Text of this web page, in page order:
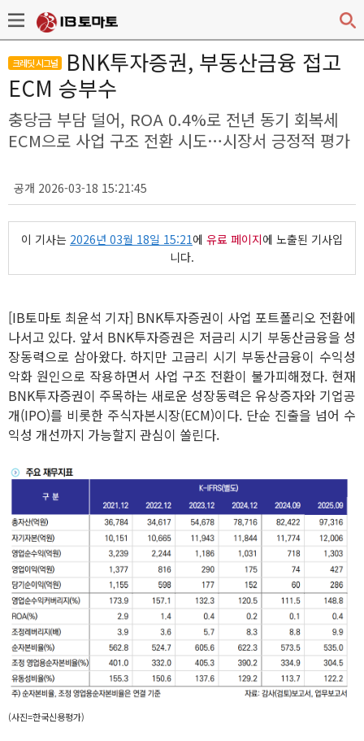
크레딧 시그널
BNK투자증권, 부동산금융 접고
ECM 승부수
충당금 부담 덜어, ROA 0.4%로 전년 동기 회복세
ECM으로 사업 구조 전환 시도…시장서 긍정적 평가
공개 2026-03-18 15:21:45
이 기사는 2026년 03월 18일 15:21에 유료 페이지에 노출된 기사입
니다.
[IB토마토 최윤석 기자] BNK투자증권이 사업 포트폴리오 전환에
나서고 있다. 앞서 BNK투자증권은 저금리 시기 부동산금융을 성
장동력으로 삼아왔다. 하지만 고금리 시기 부동산금융이 수익성
악화 원인으로 작용하면서 사업 구조 전환이 불가피해졌다. 현재
BNK투자증권이 주목하는 새로운 성장동력은 유상증자와 기업공
개(IPO)를 비롯한 주식자본시장(ECM)이다. 단순 진출을 넘어 수
익성 개선까지 가능할지 관심이 쏠린다.
(사진=한국신용평가)